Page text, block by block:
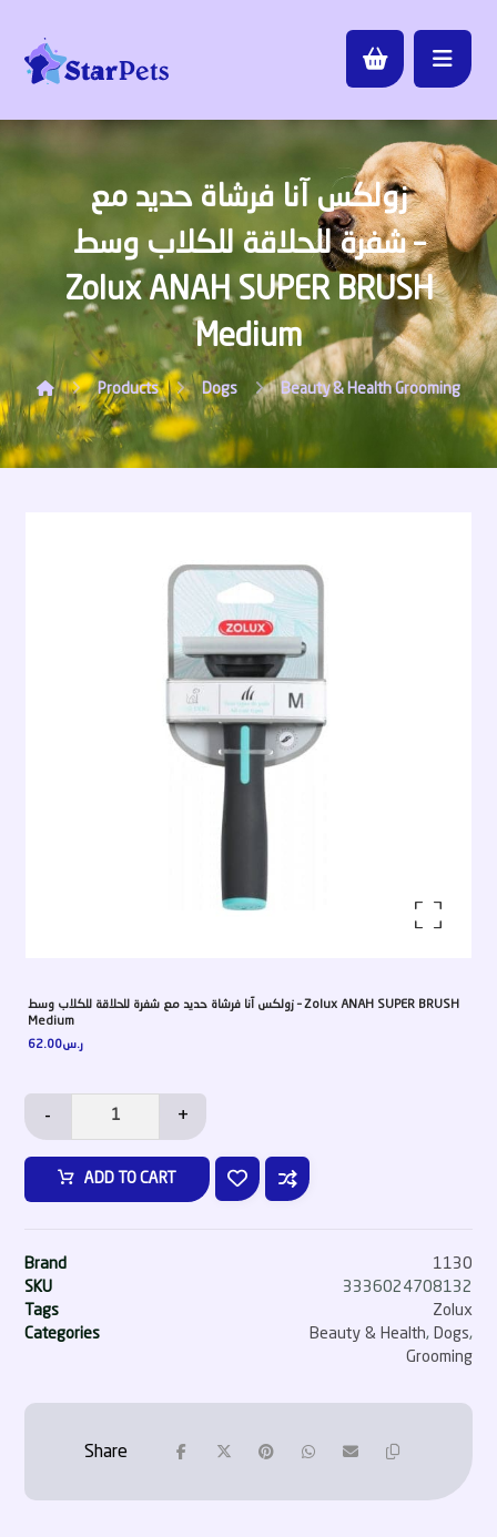
زولكس آنا فرشاة حديد مع
شفرة للحلاقة للكلاب وسط –
Zolux ANAH SUPER BRUSH
Medium
Products Dogs Beauty & Health Grooming
زولكس آنا فرشاة حديد مع شفرة للحلاقة للكلاب وسط – Zolux ANAH SUPER BRUSH
Medium
ر.س62.00
- +
ADD TO CART
Brand
1130
SKU
3336024708132
Tags
Zolux
Categories
Beauty & Health, Dogs,
Grooming